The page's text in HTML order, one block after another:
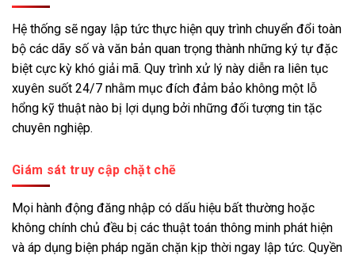
Hệ thống sẽ ngay lập tức thực hiện quy trình chuyển đổi toàn
bộ các dãy số và văn bản quan trọng thành những ký tự đặc
biệt cực kỳ khó giải mã. Quy trình xử lý này diễn ra liên tục
xuyên suốt 24/7 nhằm mục đích đảm bảo không một lỗ
hổng kỹ thuật nào bị lợi dụng bởi những đối tượng tin tặc
chuyên nghiệp.
Giám sát truy cập chặt chẽ
Mọi hành động đăng nhập có dấu hiệu bất thường hoặc
không chính chủ đều bị các thuật toán thông minh phát hiện
và áp dụng biện pháp ngăn chặn kịp thời ngay lập tức. Quyền